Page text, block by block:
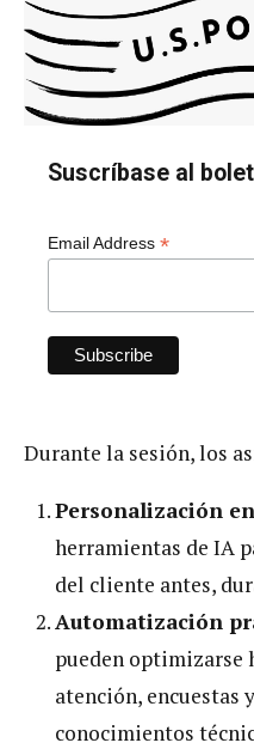
Suscríbase al
Email Address *
Durante la sesión, los
Personalización
herramientas de IA
del cliente antes,
Automatización
pueden optimizarse
atención, encuestas
conocimientos